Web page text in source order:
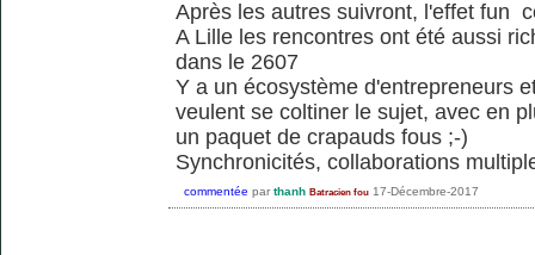
Après les autres suivront, l'effet fun
A Lille les rencontres ont été aussi
dans le 2607
Y a un écosystème d'entrepreneurs
veulent se coltiner le sujet, avec en
un paquet de crapauds fous ;-)
Synchronicités, collaborations
commentée par thanh Batracien fou 17-Décembre-2017